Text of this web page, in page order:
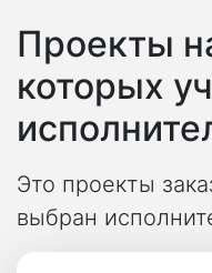
Проекты
которых
Это проекты
выбран